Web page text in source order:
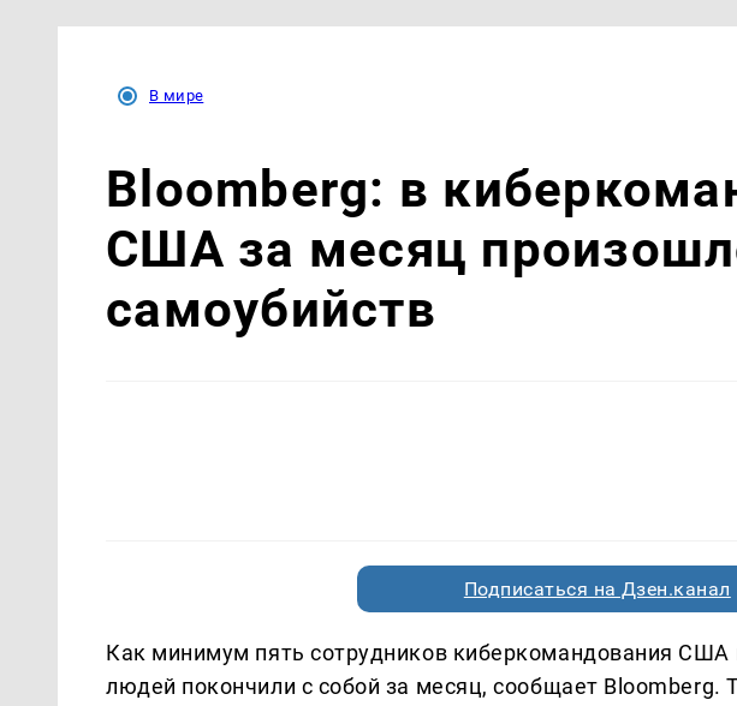
В мире
Bloomberg: в
США за месяц
самоубийств
Подписаться на Дзен.канал
Как минимум пять сотрудников киберкомандования США
людей покончили с собой за месяц, сообщает Bloomberg.